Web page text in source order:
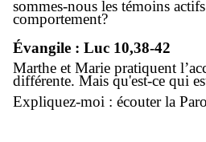
sommes-nous les témoins
comportement?
Évangile : Luc 10,38-42
Marthe et Marie pratiquent
différente. Mais qu'est-ce qui
Expliquez-moi : écouter la